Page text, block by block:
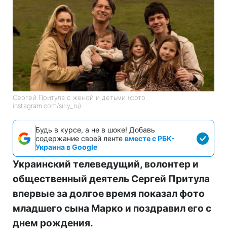
Сергей Притула с женой и детьми (фото:
instagram.com/siriy_ru)
Будь в курсе, а не в шоке! Добавь
содержание своей ленте вместе с РБК-
Украина в Google
Украинский телеведущий, волонтер и
общественный деятель Сергей Притула
впервые за долгое время показал фото
младшего сына Марко и поздравил его с
днем рождения.